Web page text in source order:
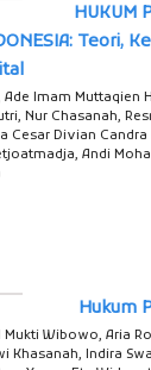
HUKUM
Teori,
Imam Muttaqien
Nur Chasanah,
Cesar Divian
Andi
Hukum
Mukti Wibowo, Aria
Khasanah, Indira